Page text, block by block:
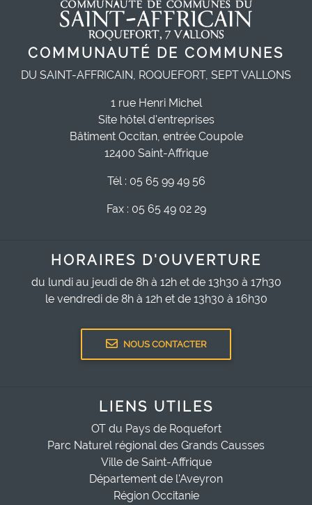
COMMUNAUTÉ DE COMMUNES
DU SAINT-AFFRICAIN, ROQUEFORT, SEPT VALLONS
1 rue Henri Michel
Site hôtel d'entreprises
Bâtiment Occitan, entrée Coupole
12400 Saint-Affrique
Tél : 05 65 99 49 56
Fax : 05 65 49 02 29
HORAIRES D'OUVERTURE
du lundi au jeudi de 8h à 12h et de 13h30 à 17h30
le vendredi de 8h à 12h et de 13h30 à 16h30
NOUS CONTACTER
LIENS UTILES
OT du Pays de Roquefort
Parc Naturel régional des Grands Causses
Ville de Saint-Affrique
Département de l'Aveyron
Région Occitanie